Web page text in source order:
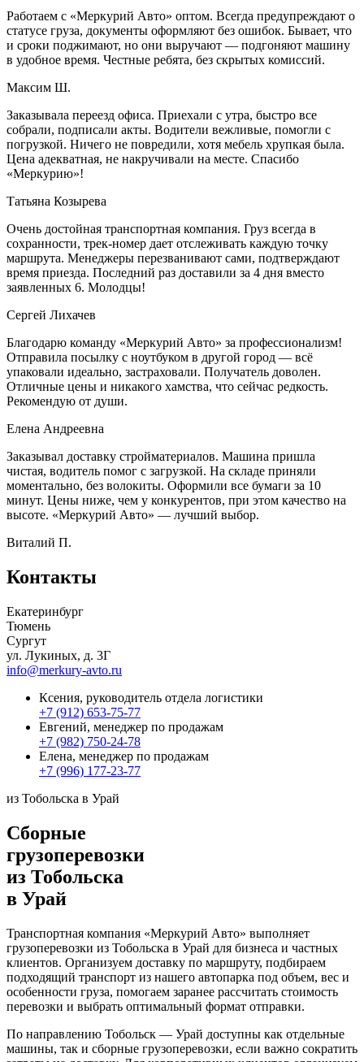
Работаем с «Меркурий Авто» оптом. Всегда предупреждают о
статусе груза, документы оформляют без ошибок. Бывает, что
и сроки поджимают, но они выручают — подгоняют машину
в удобное время. Честные ребята, без скрытых комиссий.
Максим Ш.
Заказывала переезд офиса. Приехали с утра, быстро все
собрали, подписали акты. Водители вежливые, помогли с
погрузкой. Ничего не повредили, хотя мебель хрупкая была.
Цена адекватная, не накручивали на месте. Спасибо
«Меркурию»!
Татьяна Козырева
Очень достойная транспортная компания. Груз всегда в
сохранности, трек-номер дает отслеживать каждую точку
маршрута. Менеджеры перезванивают сами, подтверждают
время приезда. Последний раз доставили за 4 дня вместо
заявленных 6. Молодцы!
Сергей Лихачев
Благодарю команду «Меркурий Авто» за профессионализм!
Отправила посылку с ноутбуком в другой город — всё
упаковали идеально, застраховали. Получатель доволен.
Отличные цены и никакого хамства, что сейчас редкость.
Рекомендую от души.
Елена Андреевна
Заказывал доставку стройматериалов. Машина пришла
чистая, водитель помог с загрузкой. На складе приняли
моментально, без волокиты. Оформили все бумаги за 10
минут. Цены ниже, чем у конкурентов, при этом качество на
высоте. «Меркурий Авто» — лучший выбор.
Виталий П.
Контакты
Екатеринбург
Тюмень
Сургут
ул. Лукиных, д. 3Г
info@merkury-avto.ru
Ксения, руководитель отдела логистики
+7 (912) 653-75-77
Евгений, менеджер по продажам
+7 (982) 750-24-78
Елена, менеджер по продажам
+7 (996) 177-23-77
из Тобольска в Урай
Сборные
грузоперевозки
из Тобольска
в Урай
Транспортная компания «Меркурий Авто» выполняет
грузоперевозки из Тобольска в Урай для бизнеса и частных
клиентов. Организуем доставку по маршруту, подбираем
подходящий транспорт из нашего автопарка под объем, вес и
особенности груза, помогаем заранее рассчитать стоимость
перевозки и выбрать оптимальный формат отправки.
По направлению Тобольск — Урай доступны как отдельные
машины, так и сборные грузоперевозки, если важно сократить